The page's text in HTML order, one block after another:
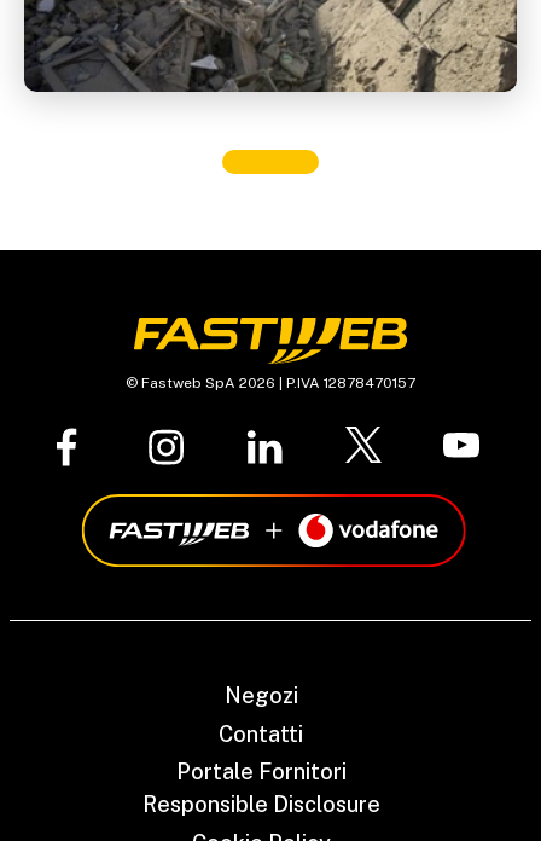
© Fastweb SpA 2026 | P.IVA 12878470157
Negozi
Contatti
Portale Fornitori
Responsible Disclosure